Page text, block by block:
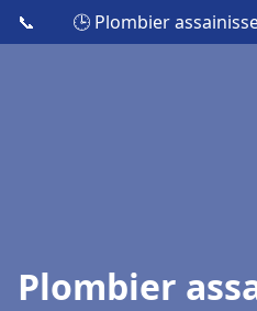
📞 🕒 Plombier
Plombier